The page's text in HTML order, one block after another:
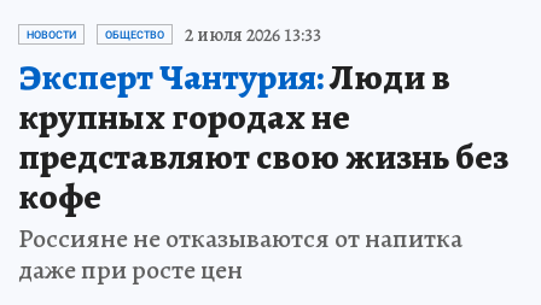
НОВОСТИ ОБЩЕСТВО 2 июля 2026 13:33
Эксперт Чантурия:Люди в
крупных городах не
представляют свою жизнь без
кофе
Россияне не отказываются от напитка
даже при росте цен